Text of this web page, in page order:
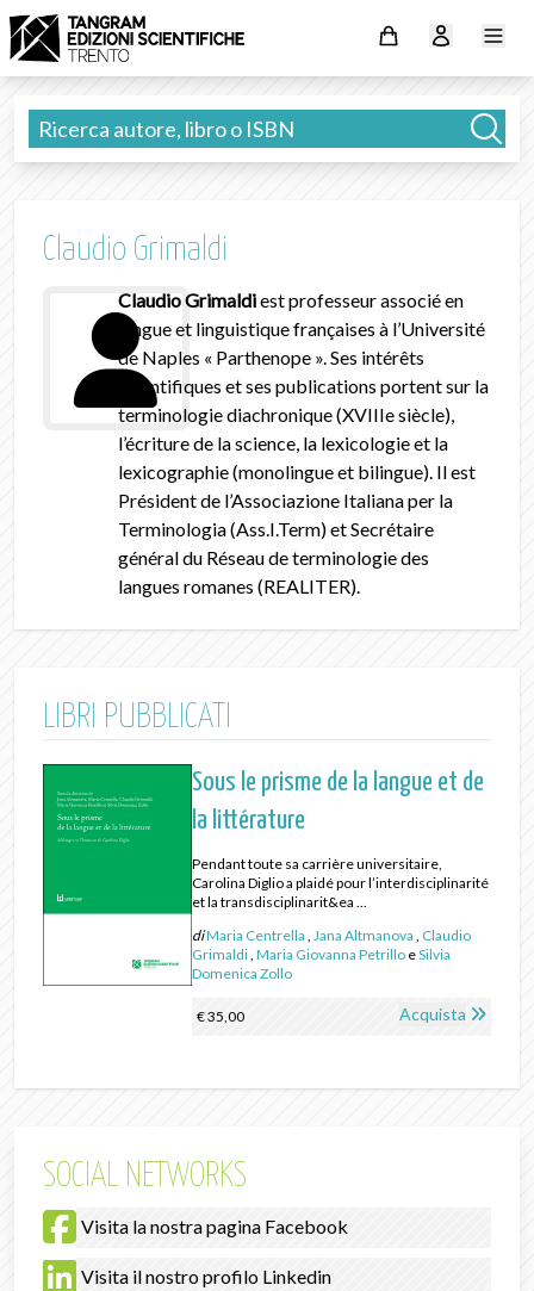
Claudio Grimaldi
Claudio Grimaldiest professeur associé en
langue et linguistique françaises à l’Université
de Naples « Parthenope ». Ses intérêts
scientifiques et ses publications portent sur la
terminologie diachronique (XVIIIe siècle),
l’écriture de la science, la lexicologie et la
lexicographie (monolingue et bilingue). Il est
Président de l’Associazione Italiana per la
Terminologia (Ass.I.Term) et Secrétaire
général du Réseau de terminologie des
langues romanes (REALITER).
LIBRI PUBBLICATI
Sous le prisme de la langue et de
la littérature
Pendant toute sa carrière universitaire,
Carolina Diglio a plaidé pour l’interdisciplinarité
et la transdisciplinarit&ea ...
diMaria Centrella ,Jana Altmanova , Claudio
Grimaldi,Maria Giovanna Petrillo eSilvia
Domenica Zollo
€ 35,00 Acquista
SOCIAL NETWORKS
Visita la nostra pagina Facebook
Visita il nostro profilo Linkedin